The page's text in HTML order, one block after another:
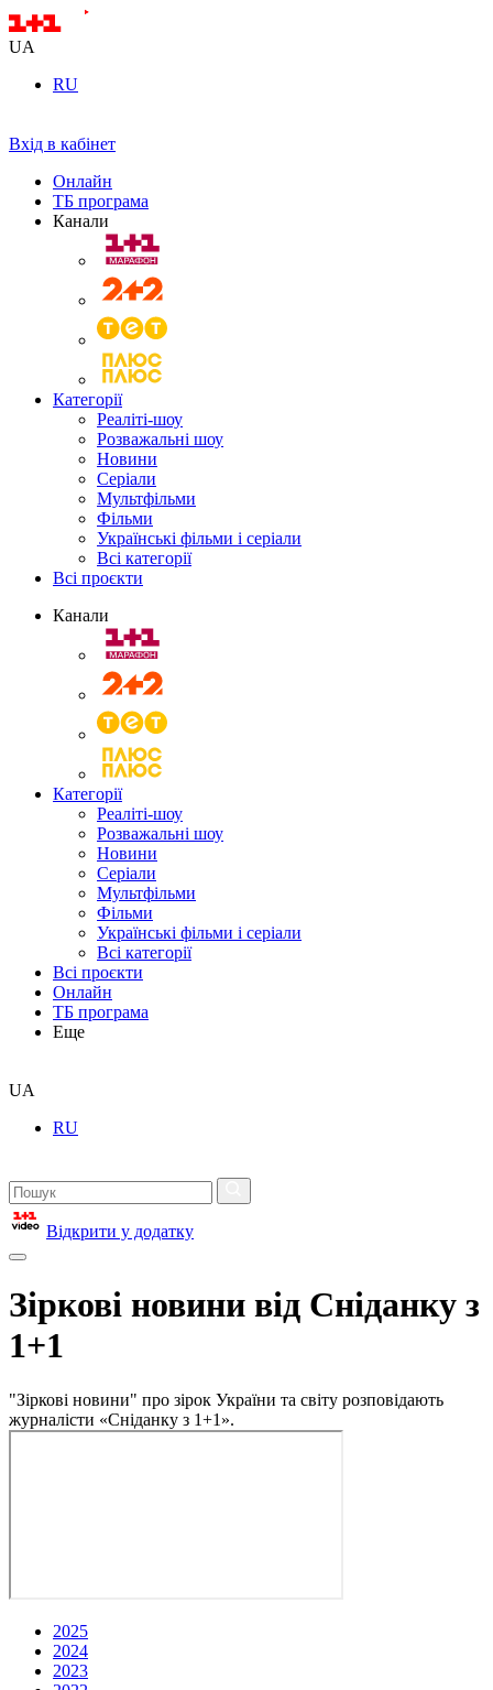
UA
RU
Вхід в кабінет
Онлайн
ТБ програма
Канали
Категорії
Реаліті-шоу
Розважальні шоу
Новини
Серіали
Мультфільми
Фільми
Українські фільми і серіали
Всі категорії
Всі проєкти
Канали
Категорії
Реаліті-шоу
Розважальні шоу
Новини
Серіали
Мультфільми
Фільми
Українські фільми і серіали
Всі категорії
Всі проєкти
Онлайн
ТБ програма
Еще
UA
RU
Відкрити у додатку
Зіркові новини від Сніданку з
1+1
"Зіркові новини" про зірок України та світу розповідають
журналісти «Сніданку з 1+1».
2025
2024
2023